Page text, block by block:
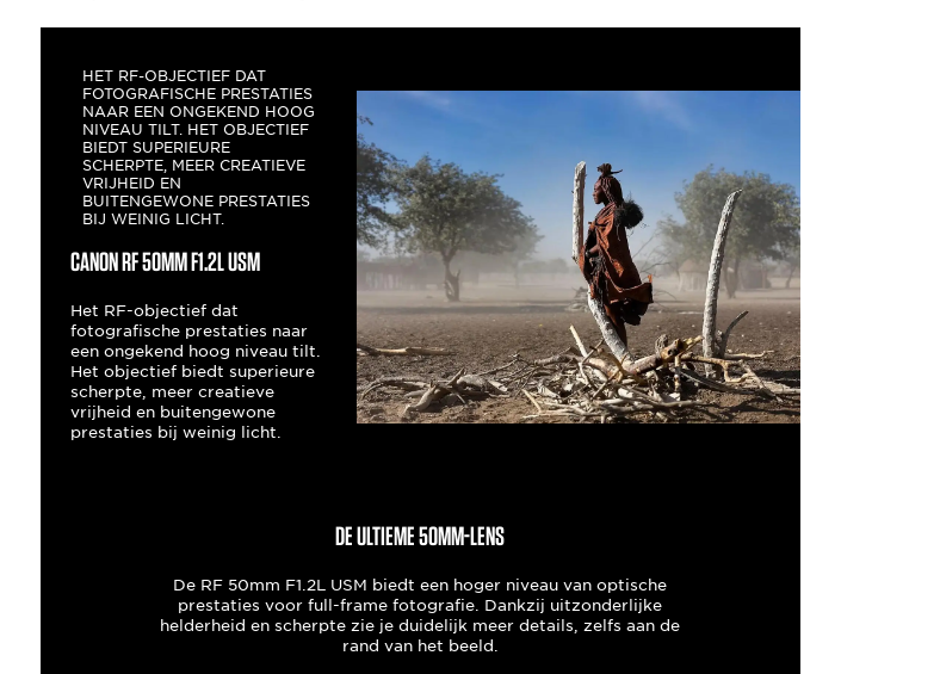
HET RF-OBJECTIEF DAT
FOTOGRAFISCHE PRESTATIES
NAAR EEN ONGEKEND HOOG
NIVEAU TILT. HET OBJECTIEF
BIEDT SUPERIEURE
SCHERPTE, MEER CREATIEVE
VRIJHEID EN
BUITENGEWONE PRESTATIES
BIJ WEINIG LICHT.
Canon RF 50mm F1.2L USM
Het RF-objectief dat
fotografische prestaties naar
een ongekend hoog niveau tilt.
Het objectief biedt superieure
scherpte, meer creatieve
vrijheid en buitengewone
prestaties bij weinig licht.
De ultieme 50mm-lens
De RF 50mm F1.2L USM biedt een hoger niveau van optische
prestaties voor full-frame fotografie. Dankzij uitzonderlijke
helderheid en scherpte zie je duidelijk meer details, zelfs aan de
rand van het beeld.